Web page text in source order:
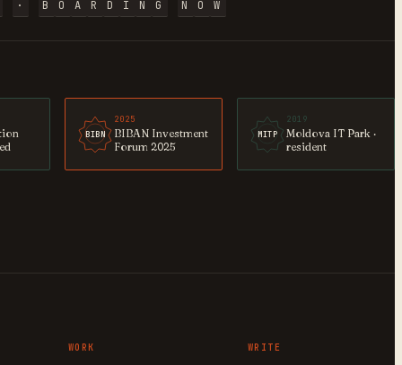
· B O A R D I N G N O W
BIBN
2025
BIBAN Investment
Forum 2025
MITP
2019
Moldova IT Park ·
resident
WORK WRITE